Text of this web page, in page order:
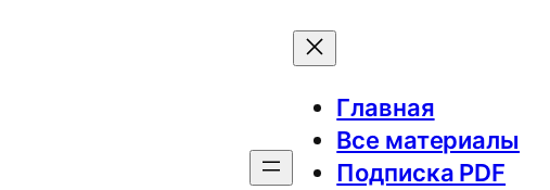
Главная
Все материалы
Подписка PDF